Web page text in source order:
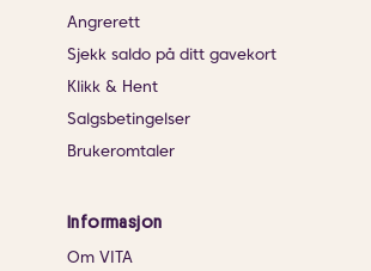
Angrerett
Sjekk saldo på ditt gavekort
Klikk & Hent
Salgsbetingelser
Brukeromtaler
Informasjon
Om VITA